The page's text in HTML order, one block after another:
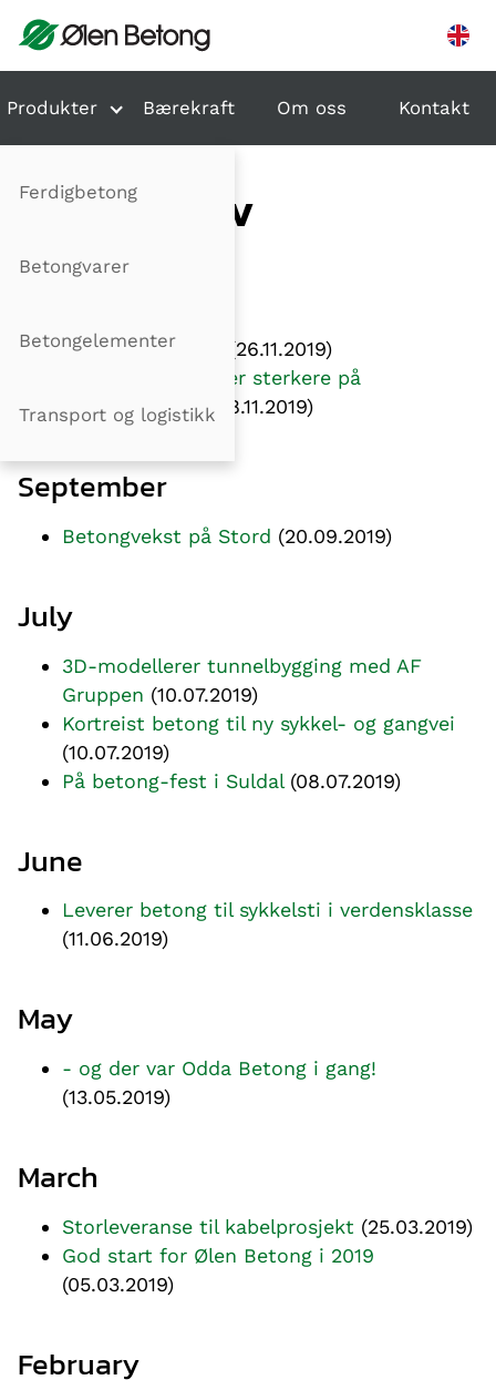
Hopp til innhold
Produkter
Ferdigbetong
Betongvarer
Betongelementer
Transport og logistikk
Bærekraft Om oss Kontakt
NYHETSARKIV
Utvider til Sauda
(26.11.2019)
Ølen Betong satser sterkere på
byggelementer(08.11.2019)
September
Betongvekst på Stord (20.09.2019)
July
3D-modellerer tunnelbygging med AF
Gruppen (10.07.2019)
Kortreist betong til ny sykkel- og gangvei
(10.07.2019)
På betong-fest i Suldal(08.07.2019)
June
Leverer betong til sykkelsti i verdensklasse
(11.06.2019)
May
- og der var Odda Betong i gang!
(13.05.2019)
March
Storleveranse til kabelprosjekt (25.03.2019)
God start for Ølen Betong i 2019
(05.03.2019)
February